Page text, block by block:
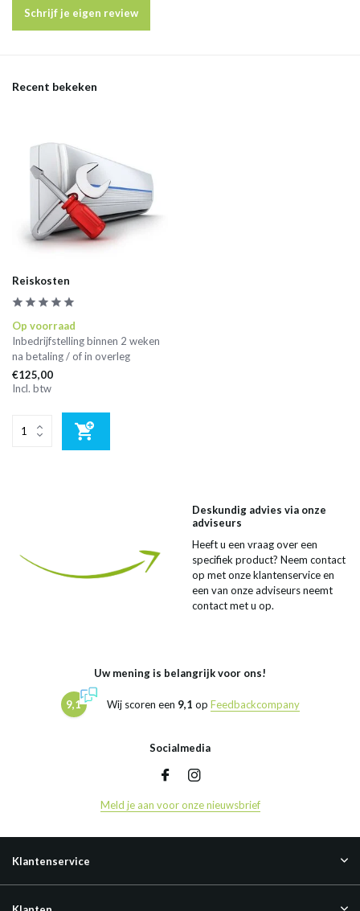
Schrijf je eigen review
Recent bekeken
Reiskosten
Op voorraad
Inbedrijfstelling binnen 2 weken
na betaling / of in overleg
€125,00
Incl. btw
Deskundig advies via onze
adviseurs
Heeft u een vraag over een
specifiek product? Neem contact
op met onze klantenservice en
een van onze adviseurs neemt
contact met u op.
Uw mening is belangrijk voor ons!
9,1 Wij scoren een 9,1 op Feedbackcompany
Socialmedia
Meld je aan voor onze nieuwsbrief
Klantenservice